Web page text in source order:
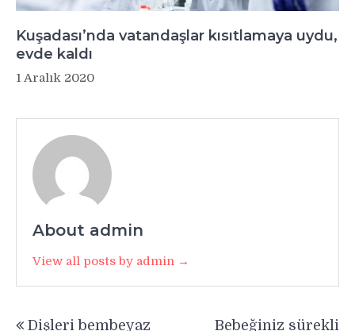
Kuşadası’nda vatandaşlar kısıtlamaya uydu,
evde kaldı
1 Aralık 2020
About admin
View all posts by admin →
Dişleri bembeyaz
Bebeğiniz sürekli